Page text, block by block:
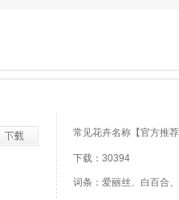
常见花卉名称【官方推
下载：30394
词条：爱丽丝、白百合